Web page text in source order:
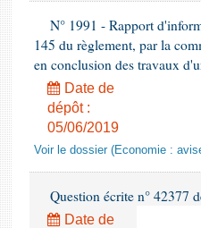
N° 1991 - Rapport
145 du règlement, par la
en conclusion des travaux
Date de
dépôt :
05/06/2019
Voir le dossier (Economie :
Question écrite n° 42377
Date de